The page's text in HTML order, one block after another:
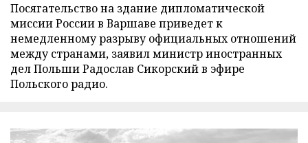
Посягательство на здание дипломатической
миссии России в Варшаве приведет к
немедленному разрыву официальных отношений
между странами, заявил министр иностранных
дел Польши Радослав Сикорский в эфире
Польского радио.